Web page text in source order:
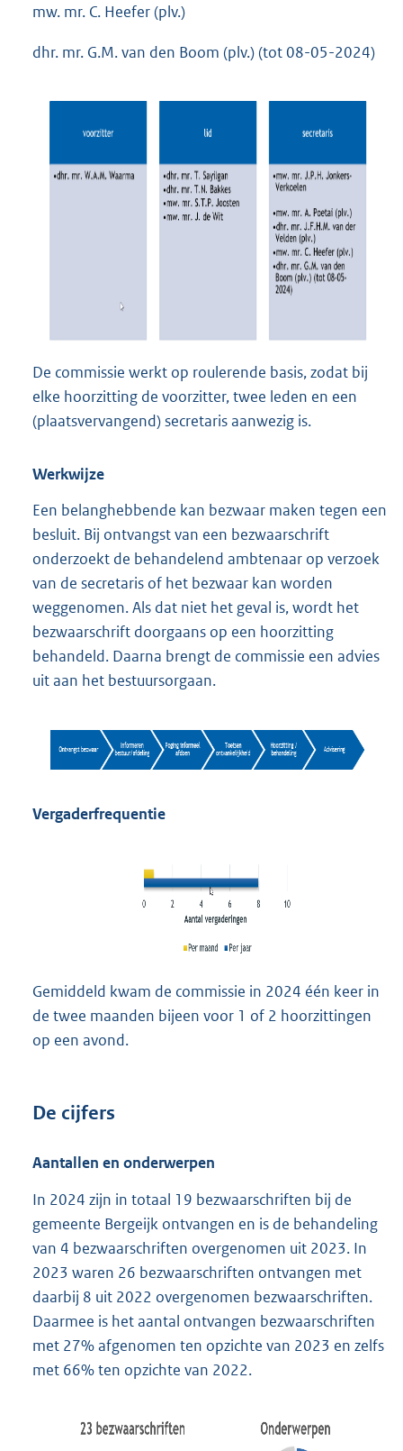
mw. mr. C. Heefer (plv.)
dhr. mr. G.M. van den Boom (plv.) (tot 08-05-2024)
De commissie werkt op roulerende basis, zodat bij
elke hoorzitting de voorzitter, twee leden en een
(plaatsvervangend) secretaris aanwezig is.
Werkwijze
Een belanghebbende kan bezwaar maken tegen een
besluit. Bij ontvangst van een bezwaarschrift
onderzoekt de behandelend ambtenaar op verzoek
van de secretaris of het bezwaar kan worden
weggenomen. Als dat niet het geval is, wordt het
bezwaarschrift doorgaans op een hoorzitting
behandeld. Daarna brengt de commissie een advies
uit aan het bestuursorgaan.
Vergaderfrequentie
Gemiddeld kwam de commissie in 2024 één keer in
de twee maanden bijeen voor 1 of 2 hoorzittingen
op een avond.
De cijfers
Aantallen en onderwerpen
In 2024 zijn in totaal 19 bezwaarschriften bij de
gemeente Bergeijk ontvangen en is de behandeling
van 4 bezwaarschriften overgenomen uit 2023. In
2023 waren 26 bezwaarschriften ontvangen met
daarbij 8 uit 2022 overgenomen bezwaarschriften.
Daarmee is het aantal ontvangen bezwaarschriften
met 27% afgenomen ten opzichte van 2023 en zelfs
met 66% ten opzichte van 2022.